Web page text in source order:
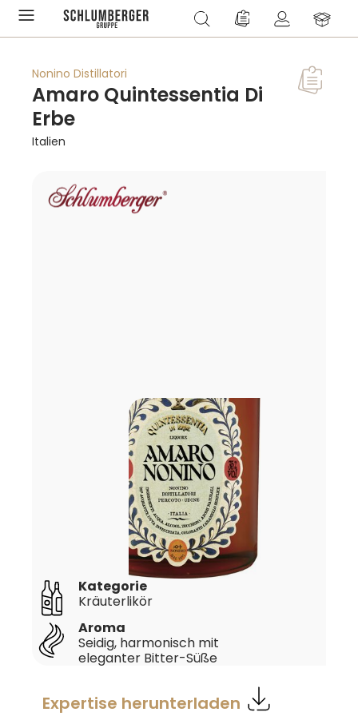
springen Du hast 0 Produkte
Nonino Distillatori
Amaro Quintessentia Di
Erbe
Italien
Bildergalerie überspringen
Aroma
Seidig, harmonisch mit
eleganter Bitter-Süße
Kategorie
Kräuterlikör
Expertise herunterladen